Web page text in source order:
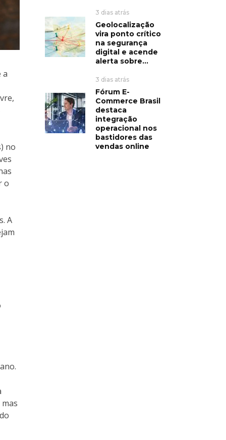
a
no
o
A
3 dias atrás
Geolocalização
vira ponto crítico
na segurança
digital e acende
alerta sobre...
3 dias atrás
Fórum E-
Commerce Brasil
destaca
integração
operacional nos
bastidores das
vendas online